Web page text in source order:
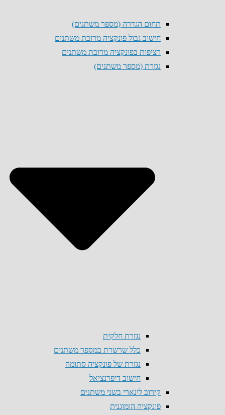
תחום הגדרה (מספר משתנים)
חישוב גבול פונקציה מרובת משתנים
רציפות בפונקציה מרובת משתנים
נגזרת (מספר משתנים)
נגזרת חלקית
כלל שרשרת במספר משתנים
נגזרת של פונקציה סתומה
חישוב דיפרנציאל
קירוב לינארי בשני משתנים
פונקציה הומוגנית